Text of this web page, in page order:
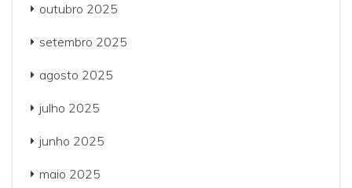
outubro 2025
setembro 2025
agosto 2025
julho 2025
junho 2025
maio 2025